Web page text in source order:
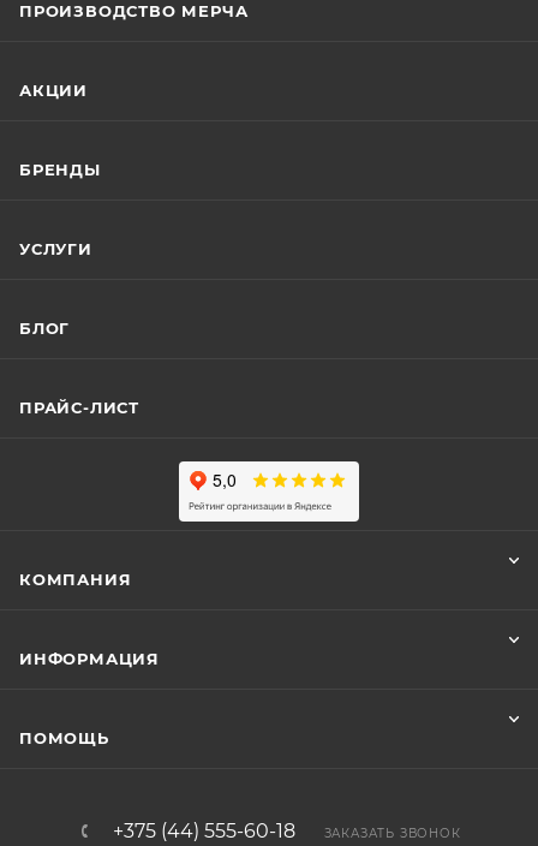
ПРОИЗВОДСТВО МЕРЧА
АКЦИИ
БРЕНДЫ
УСЛУГИ
БЛОГ
ПРАЙС-ЛИСТ
КОМПАНИЯ
ИНФОРМАЦИЯ
ПОМОЩЬ
+375 (44) 555-60-18 ЗАКАЗАТЬ ЗВОНОК